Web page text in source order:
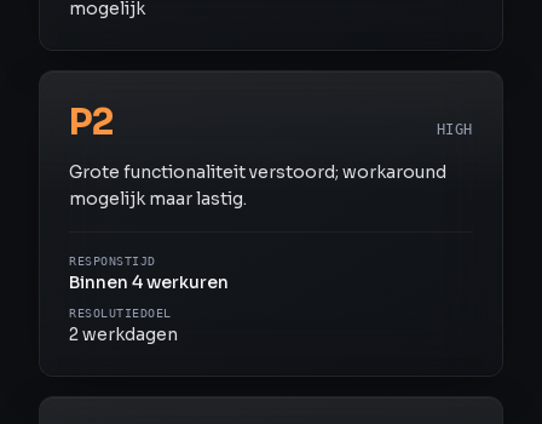
mogelijk
P2 HIGH
Grote functionaliteit verstoord; workaround
mogelijk maar lastig.
RESPONSTIJD
Binnen 4 werkuren
RESOLUTIEDOEL
2 werkdagen